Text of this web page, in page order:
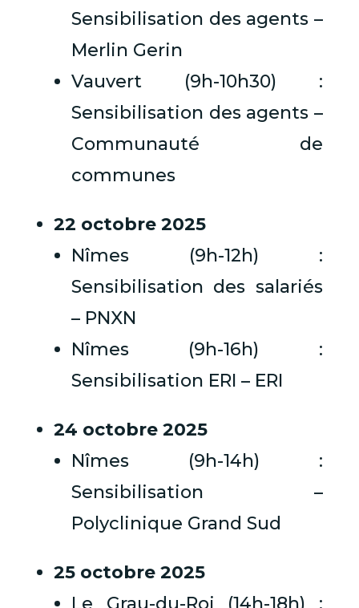
Sensibilisation des agents –
Merlin Gerin
Vauvert (9h-10h30) :
Sensibilisation des agents –
Communauté de
communes
22 octobre 2025
Nîmes (9h-12h) :
Sensibilisation des salariés
– PNXN
Nîmes (9h-16h) :
Sensibilisation ERI – ERI
24 octobre 2025
Nîmes (9h-14h) :
Sensibilisation –
Polyclinique Grand Sud
25 octobre 2025